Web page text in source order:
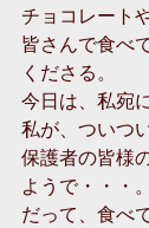
チョコレート
皆さんで食べ
くださる。
今日は、私宛
私が、ついつ
保護者の皆様
ようで・・・。
だって、食べ